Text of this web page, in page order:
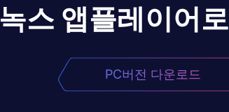
녹스 앱플레이어로
PC버전 다운로드